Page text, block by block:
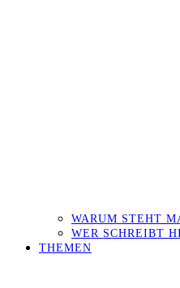
WARUM STEHT
WER SCHREIBT
THEMEN